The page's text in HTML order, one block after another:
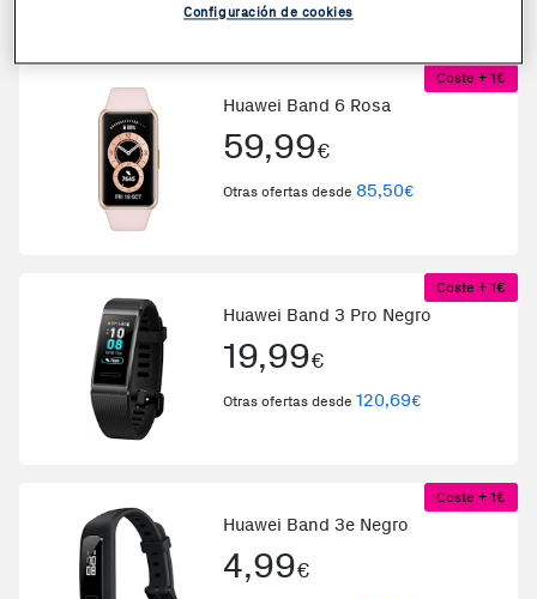
Coste + 1€
Huawei Band 6 Rosa
59,99€
Otras ofertas desde 85,50€
Coste + 1€
Huawei Band 3 Pro Negro
19,99€
Otras ofertas desde120,69€
Coste + 1€
Huawei Band 3e Negro
4,99€
Configuración de cookies